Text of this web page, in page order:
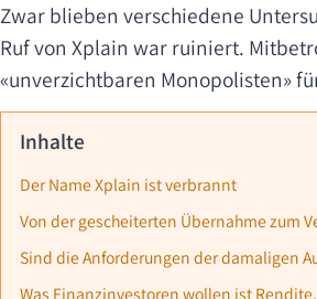
Zwar blieben verschiedene
Ruf von Xplain war ruiniert.
«unverzichtbaren Monopolisten»
Inhalte
Der Name Xplain ist verbrannt
Von der gescheiterten Übernahme zum
Sind die Anforderungen der damaligen
Was Finanzinvestoren wollen ist